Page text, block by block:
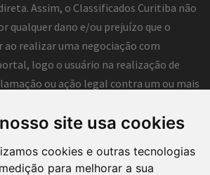
site usa cookies
cookies e outras tecnologias
para melhorar a sua
Assim, o Classificados Curitiba não
qualquer dano e/ou prejuízo que o
ao realizar uma negociação com
logo o usuário na realização de
ou ação legal contra um ou mais
de qualquer tipo de responsabilidade